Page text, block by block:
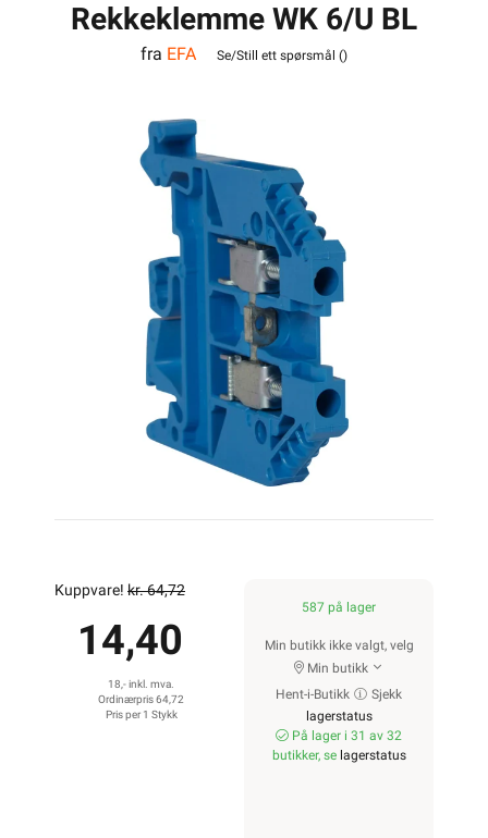
Rekkeklemme WK 6/U BL
VO
fra EFA Se/Still ett spørsmål ()
Kuppvare! kr. 64,72
14,40
18,- inkl. mva.
Ordinærpris 64,72
Pris per 1 Stykk
587 på lager
Min butikk ikke valgt, velg
Min butikk
Hent-i-Butikk
Sjekk
lagerstatus
På lager i 31 av 32
butikker, se lagerstatus